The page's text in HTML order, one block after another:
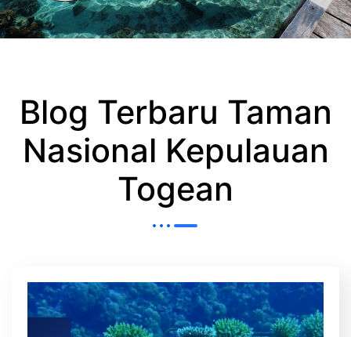
Blog Terbaru Taman
Nasional Kepulauan
Togean